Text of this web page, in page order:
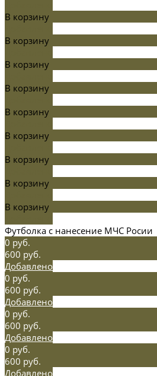
В корзину
В корзину
В корзину
В корзину
В корзину
В корзину
В корзину
В корзину
В корзину
Футболка с нанесение МЧС Росии
0 руб.
600 руб.
Добавлено
0 руб.
600 руб.
Добавлено
0 руб.
600 руб.
Добавлено
0 руб.
600 руб.
Добавлено